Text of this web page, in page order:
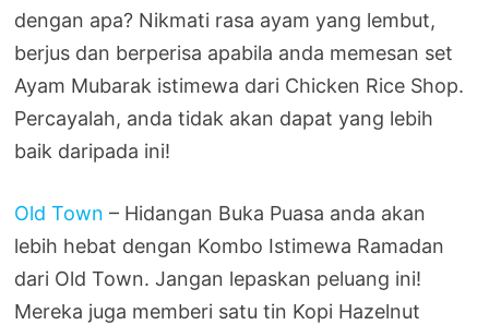
dengan apa? Nikmati rasa ayam yang lembut,
berjus dan berperisa apabila anda memesan set
Ayam Mubarak istimewa dari Chicken Rice Shop.
Percayalah, anda tidak akan dapat yang lebih
baik daripada ini!
Old Town – Hidangan Buka Puasa anda akan
lebih hebat dengan Kombo Istimewa Ramadan
dari Old Town. Jangan lepaskan peluang ini!
Mereka juga memberi satu tin Kopi Hazelnut